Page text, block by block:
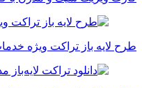
طرح لایه باز تراکت ویژه